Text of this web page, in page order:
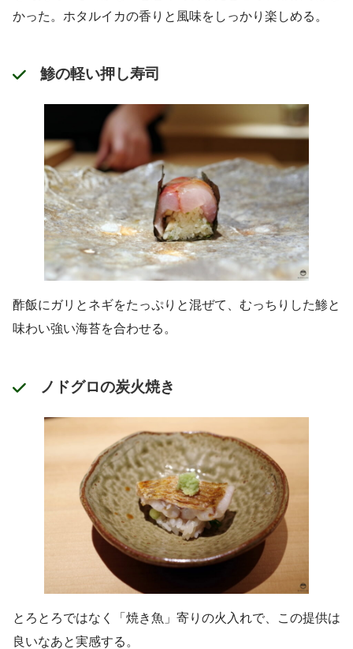
かった。ホタルイカの香りと風味をしっかり楽しめる。
鯵の軽い押し寿司
酢飯にガリとネギをたっぷりと混ぜて、むっちりした鯵と
味わい強い海苔を合わせる。
ノドグロの炭火焼き
とろとろではなく「焼き魚」寄りの火入れで、この提供は
良いなあと実感する。